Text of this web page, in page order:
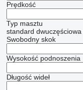
Prędkość
Typ masztu
standard dwuczęściowa
Swobodny skok
Wysokość podnoszenia
Długość wideł